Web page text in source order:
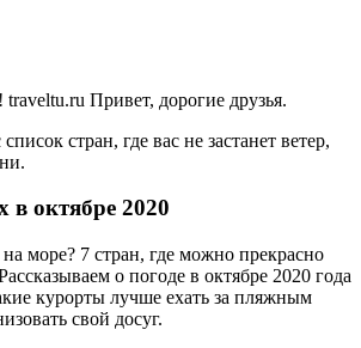
Привет, дорогие друзья.
стран, где вас не застанет ветер,
октябре 2020
море? 7 стран, где можно прекрасно
о погоде в октябре 2020 года
курорты лучше ехать за пляжным
свой досуг.